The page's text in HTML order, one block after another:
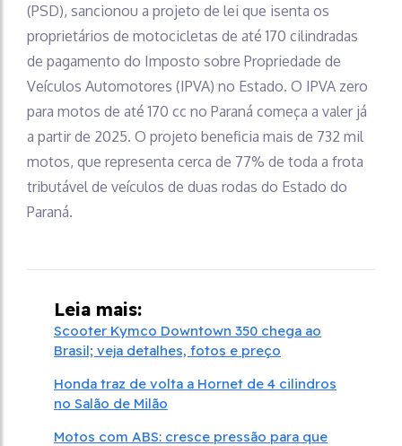
(PSD), sancionou a projeto de lei que isenta os
proprietários de motocicletas de até 170 cilindradas
de pagamento do Imposto sobre Propriedade de
Veículos Automotores (IPVA) no Estado. O IPVA zero
para motos de até 170 cc no Paraná começa a valer já
a partir de 2025. O projeto beneficia mais de 732 mil
motos, que representa cerca de 77% de toda a frota
tributável de veículos de duas rodas do Estado do
Paraná.
Leia mais:
Scooter Kymco Downtown 350 chega ao
Brasil; veja detalhes, fotos e preço
Honda traz de volta a Hornet de 4 cilindros
no Salão de Milão
Motos com ABS: cresce pressão para que